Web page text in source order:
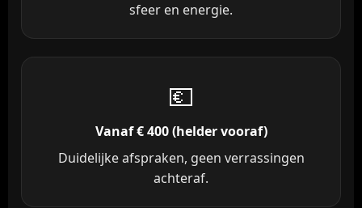
sfeer en energie.
💶
Vanaf € 400 (helder vooraf)
Duidelijke afspraken, geen verrassingen
achteraf.